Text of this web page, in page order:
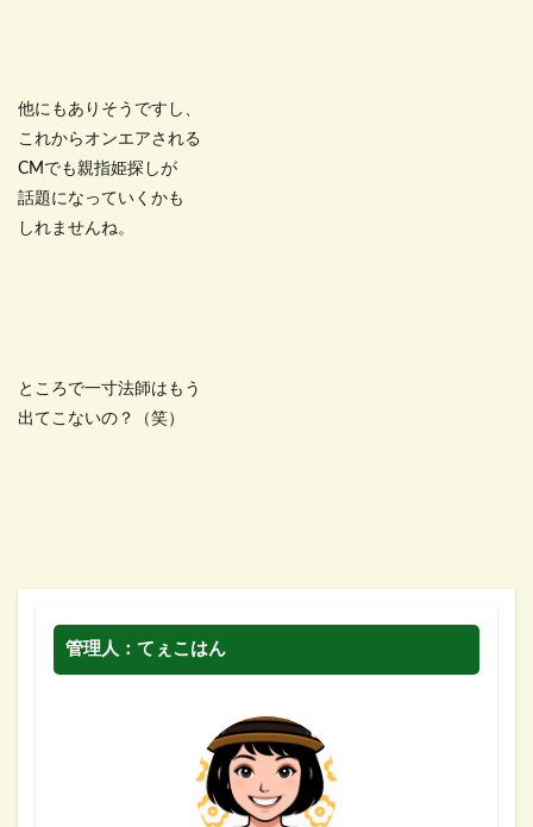
他にもありそうですし、
これからオンエアされる
CMでも親指姫探しが
話題になっていくかも
しれませんね。
ところで一寸法師はもう
出てこないの？（笑）
管理人：てぇこはん